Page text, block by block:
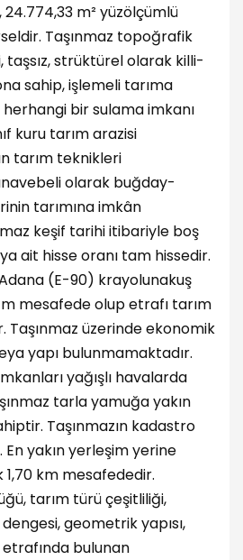
m² yüzölçümlü
Taşınmaz topoğrafik
taşsız, strüktürel olarak killi-
sahip, işlemeli tarıma
herhangi bir sulama imkanı
kuru tarım arazisi
tarım teknikleri
olarak buğday-
tarımına imkân
keşif tarihi itibariyle boş
ait hisse oranı tam hissedir.
(E-90) krayolunakuş
mesafede olup etrafı tarım
Taşınmaz üzerinde ekonomik
yapı bulunmamaktadır.
yağışlı havalarda
tarla yamuğa yakın
Taşınmazın kadastro
En yakın yerleşim yerine
km mesafededir.
tarım türü çeşitliliği,
geometrik yapısı,
bulunan